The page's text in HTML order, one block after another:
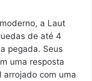
a Laut
de até 4
pegada. Seus
uma resposta
arrojado com uma